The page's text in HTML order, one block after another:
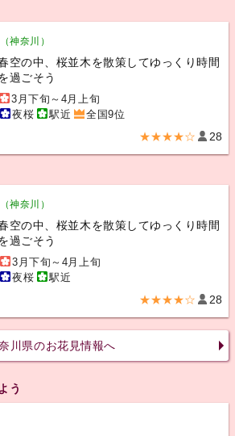
（神奈川）
空の中、桜並木を散策してゆっくり時間
過ごそう
3月下旬～4月上旬
夜桜
駅近 全国9位
★★★★☆ 28
（神奈川）
空の中、桜並木を散策してゆっくり時間
過ごそう
3月下旬～4月上旬
夜桜
駅近
★★★★☆ 28
川県のお花見情報へ
う